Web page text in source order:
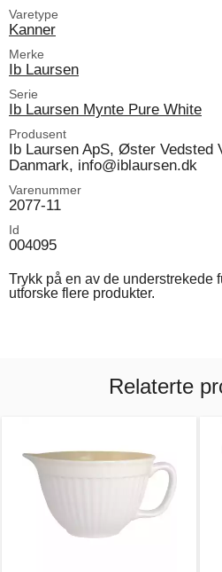
Varetype
Kanner
Merke
Ib Laursen
Serie
Ib Laursen Mynte Pure White
Produsent
Ib Laursen ApS, Øster Vedsted
Danmark, info@iblaursen.dk
Varenummer
2077-11
Id
004095
Trykk på en av de understrekede
utforske flere produkter.
Relaterte